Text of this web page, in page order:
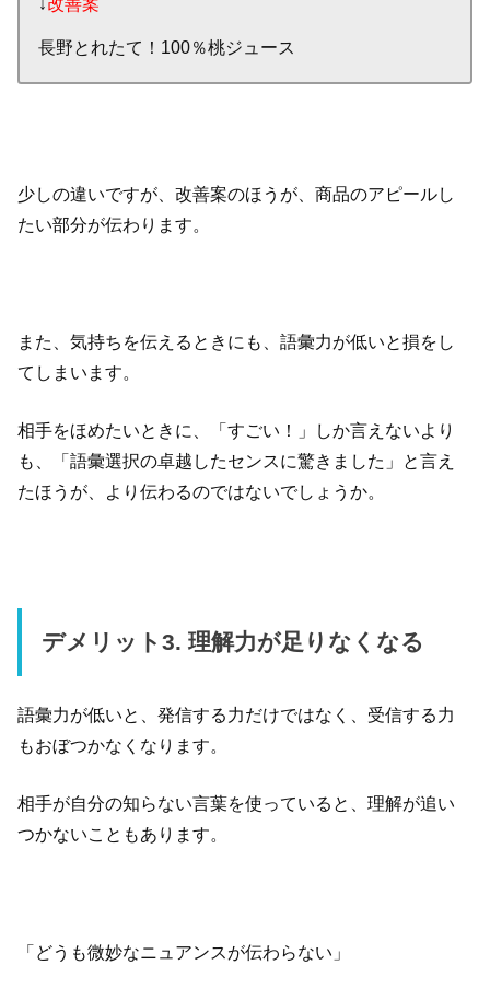
長野とれたて！100％桃ジュース
少しの違いですが、改善案のほうが、商品のアピールし
たい部分が伝わります。
また、気持ちを伝えるときにも、語彙力が低いと損をし
てしまいます。
相手をほめたいときに、「すごい！」しか言えないより
も、「語彙選択の卓越したセンスに驚きました」と言え
たほうが、より伝わるのではないでしょうか。
デメリット3. 理解力が足りなくなる
語彙力が低いと、発信する力だけではなく、受信する力
もおぼつかなくなります。
相手が自分の知らない言葉を使っていると、理解が追い
つかないこともあります。
「どうも微妙なニュアンスが伝わらない」